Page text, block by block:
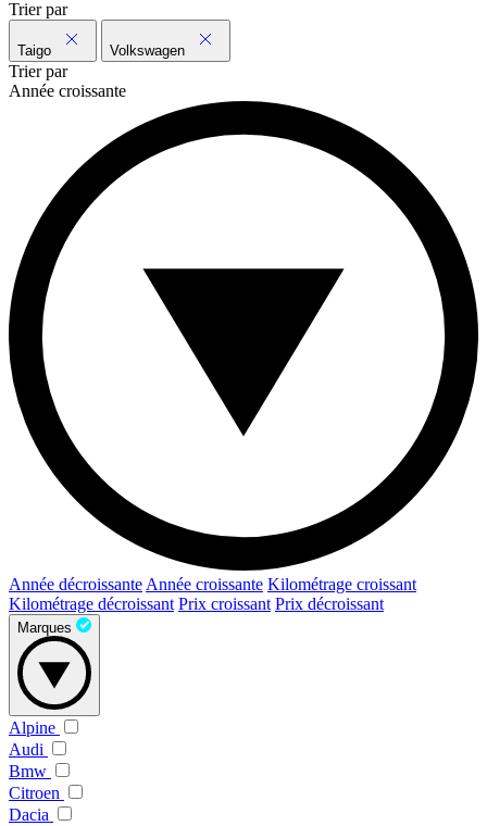
Trier par
Taigo Volkswagen
Trier par
Année croissante
Année décroissante Année croissante Kilométrage croissant
Kilométrage décroissant Prix croissant Prix décroissant
Marques
Alpine
Audi
Bmw
Citroen
Dacia